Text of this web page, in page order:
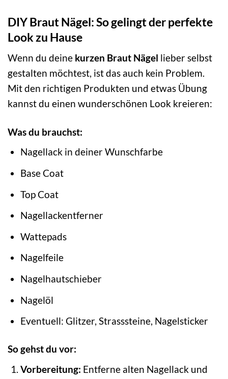
DIY Braut Nägel: So gelingt der perfekte
Look zu Hause
Wenn du deine kurzen Braut Nägel lieber selbst
gestalten möchtest, ist das auch kein Problem.
Mit den richtigen Produkten und etwas Übung
kannst du einen wunderschönen Look kreieren:
Was du brauchst:
Nagellack in deiner Wunschfarbe
Base Coat
Top Coat
Nagellackentferner
Wattepads
Nagelfeile
Nagelhautschieber
Nagelöl
Eventuell: Glitzer, Strasssteine, Nagelsticker
So gehst du vor:
Vorbereitung: Entferne alten Nagellack und